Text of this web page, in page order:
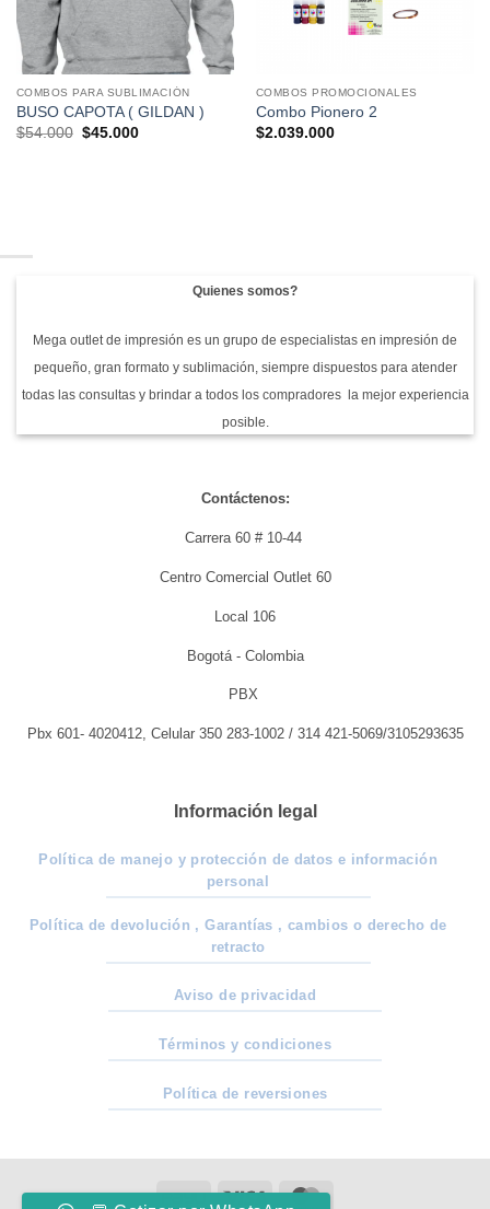
COMBOS PARA SUBLIMACIÓN
BUSO CAPOTA ( GILDAN )
$54.000 El
$45.000El
COMBOS PROMOCIONALES
Combo Pionero 2
$2.039.000
Quienes somos?
Mega outlet de impresión es un grupo de especialistas en impresión de
pequeño, gran formato y sublimación, siempre dispuestos para atender
todas las consultas y brindar a todos los compradores la mejor experiencia
posible.
Contáctenos:
Carrera 60 # 10-44
Centro Comercial Outlet 60
Local 106
Bogotá - Colombia
PBX
Pbx 601- 4020412, Celular 350 283-1002 / 314 421-5069/3105293635
Información legal
Política de manejo y protección de datos e información
personal
Política de devolución , Garantías , cambios o derecho de
retracto
Aviso de privacidad
Términos y condiciones
Política de reversiones
PayU Visa MasterCard